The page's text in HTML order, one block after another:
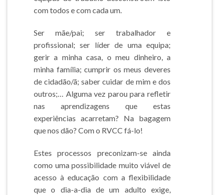
com todos e com cada um.
Ser mãe/pai; ser trabalhador e
profissional; ser líder de uma equipa;
gerir a minha casa, o meu dinheiro, a
minha família; cumprir os meus deveres
de cidadão/ã; saber cuidar de mim e dos
outros;… Alguma vez parou para refletir
nas aprendizagens que estas
experiências acarretam? Na bagagem
que nos dão? Com o RVCC fá-lo!
Estes processos preconizam-se ainda
como uma possibilidade muito viável de
acesso à educação com a flexibilidade
que o dia-a-dia de um adulto exige,